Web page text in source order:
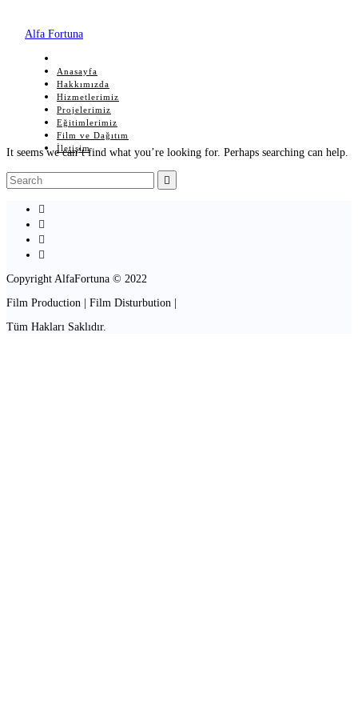
Alfa Fortuna
Anasayfa
Hakkımızda
Hizmetlerimiz
Projelerimiz
Eğitimlerimiz
Film ve Dağıtım
İletişim
It seems we can’t find what you’re looking for. Perhaps searching can help.
Copyright AlfaFortuna © 2022
Film Production | Film Disturbution |
Tüm Hakları Saklıdır.